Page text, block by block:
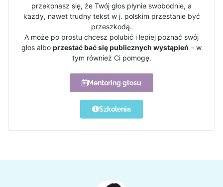
przekonasz się, że Twój głos płynie swobodnie, a
każdy, nawet trudny tekst w j. polskim przestanie być
przeszkodą.
A może po prostu chcesz polubić i lepiej poznać swój
głos albo przestać bać się publicznych wystąpień – w
tym również Ci pomogę.
Mentoring głosu
Szkolenia